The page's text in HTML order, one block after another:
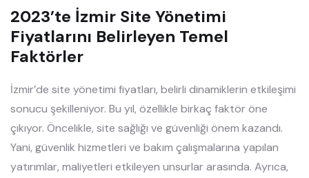
2023’te İzmir Site Yönetimi
Fiyatlarını Belirleyen Temel
Faktörler
İzmir’de site yönetimi fiyatları, belirli dinamiklerin etkileşimi
sonucu şekilleniyor. Bu yıl, özellikle birkaç faktör öne
çıkıyor. Öncelikle, site sağlığı ve güvenliği önem kazandı.
Yani, güvenlik hizmetleri ve bakım çalışmalarına yapılan
yatırımlar, maliyetleri etkileyen unsurlar arasında. Ayrıca,